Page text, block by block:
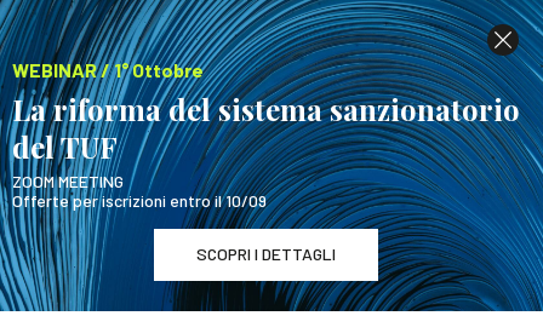
WEBINAR / 1° Ottobre
La riforma del sistema sanzionatorio
del TUF
ZOOM MEETING
Offerte per iscrizioni entro il 10/09
SCOPRI I DETTAGLI